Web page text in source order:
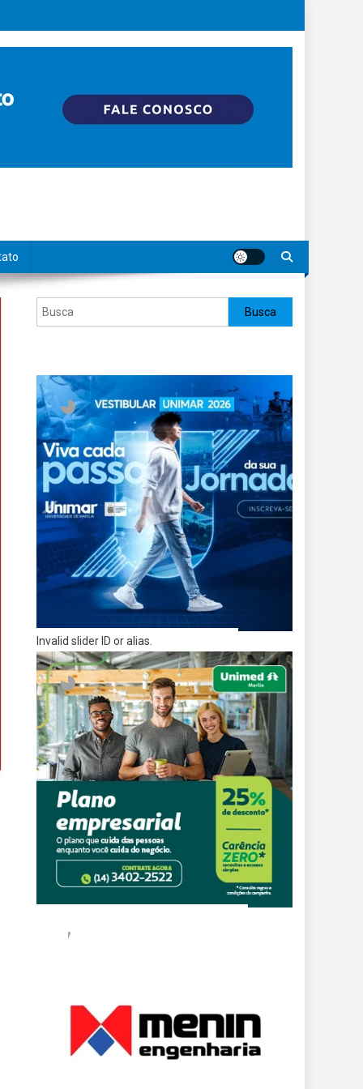
Pesquisar Busca
Invalid slider ID or alias.